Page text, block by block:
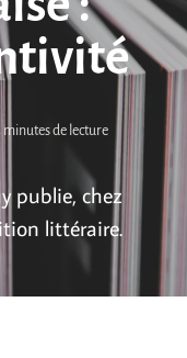
minutes de lecture
publie, chez
littéraire.